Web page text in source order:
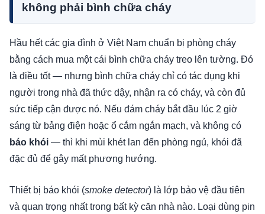
không phải bình chữa cháy
Hầu hết các gia đình ở Việt Nam chuẩn bị phòng cháy
bằng cách mua một cái bình chữa cháy treo lên tường. Đó
là điều tốt — nhưng bình chữa cháy chỉ có tác dụng khi
người trong nhà đã thức dậy, nhận ra có cháy, và còn đủ
sức tiếp cận được nó. Nếu đám cháy bắt đầu lúc 2 giờ
sáng từ bảng điện hoặc ổ cắm ngắn mạch, và không có
báo khói — thì khi mùi khét lan đến phòng ngủ, khói đã
đặc đủ để gây mất phương hướng.
Thiết bị báo khói (smoke detector) là lớp bảo vệ đầu tiên
và quan trọng nhất trong bất kỳ căn nhà nào. Loại dùng pin